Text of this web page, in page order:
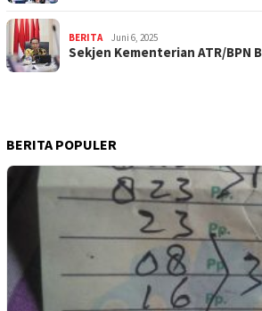
BERITA Juni 6, 2025
Sekjen Kementerian ATR/BPN
BERITA POPULER